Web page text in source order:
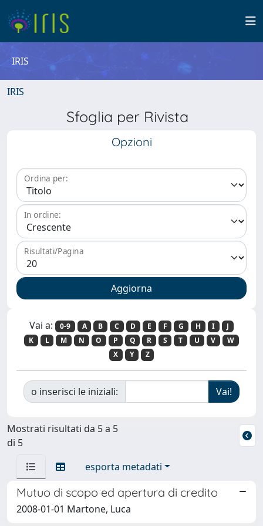
IRIS
IRIS
Sfoglia per Rivista
Opzioni
Ordina per:
In ordine:
Risultati/Pagina
Vai a: 0-9 A B C D E F G H I
J
K
L M N O P Q R S T U V
W
X
Y Z
o inserisci le iniziali:
Mostrati risultati da 5 a 5
di 5
esporta metadati
Mutuo di scopo ed apertura di credito
2008-01-01 Martone, Luca